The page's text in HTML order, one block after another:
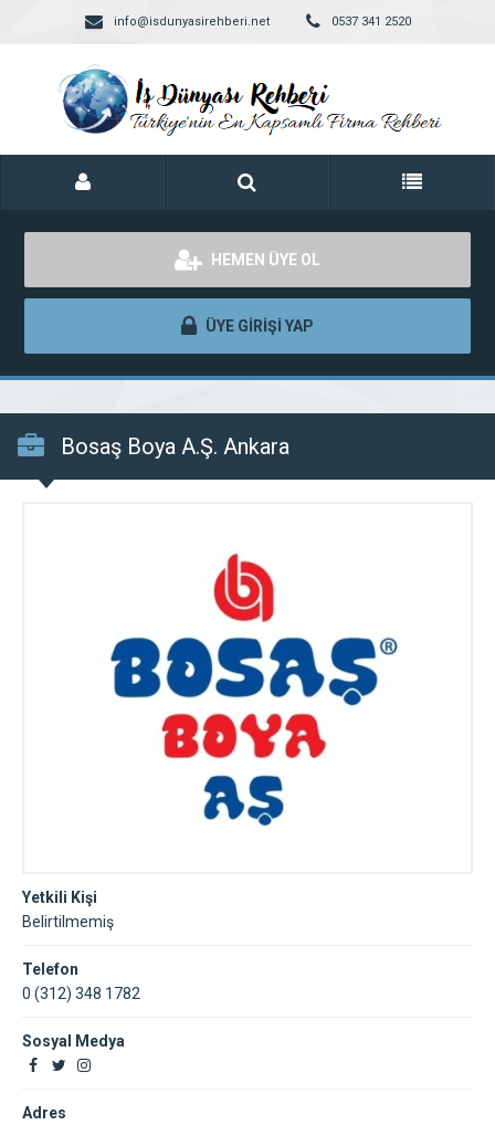
info@isdunyasirehberi.net 0537 341 2520
HEMEN ÜYE OL
ÜYE GİRİŞİ YAP
Bosaş Boya A.Ş. Ankara
Yetkili Kişi
Belirtilmemiş
Telefon
0 (312) 348 1782
Sosyal Medya
Adres